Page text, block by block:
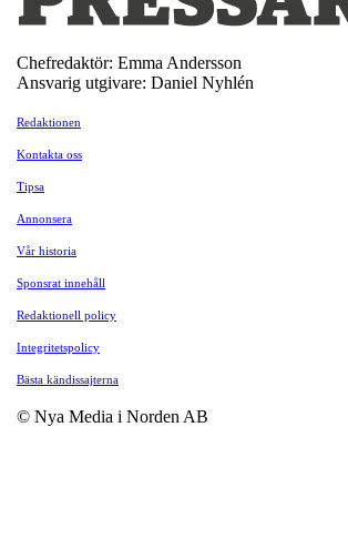
Chefredaktör: Emma Andersson
Ansvarig utgivare: Daniel Nyhlén
Redaktionen
Kontakta oss
Tipsa
Annonsera
Vår historia
Sponsrat innehåll
Redaktionell policy
Integritetspolicy
Bästa kändissajterna
© Nya Media i Norden AB